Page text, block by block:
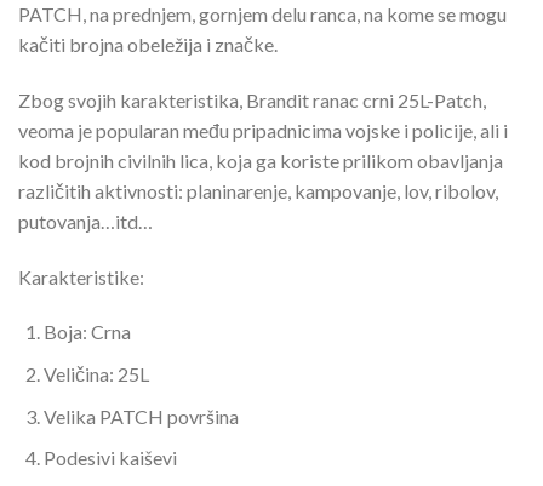
PATCH, na prednjem, gornjem delu ranca, na kome se mogu
kačiti brojna obeležija i značke.
Zbog svojih karakteristika, Brandit ranac crni 25L-Patch,
veoma je popularan među pripadnicima vojske i policije, ali i
kod brojnih civilnih lica, koja ga koriste prilikom obavljanja
različitih aktivnosti: planinarenje, kampovanje, lov, ribolov,
putovanja…itd…
Karakteristike:
Boja: Crna
Veličina: 25L
Velika PATCH površina
Podesivi kaiševi